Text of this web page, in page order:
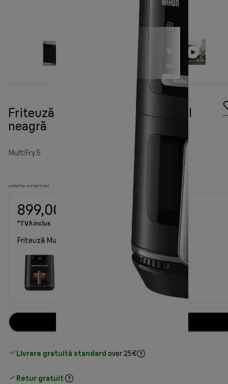
Friteuză MultiFry 5 3in1 HF 5075l
neagră
MultiFry 5
HF5075I-HF5075IBK
899,00 RON
*TVA inclus
Friteuză MultiFry 5 3in1 HF 5075l neagră
Livrare gratuită standard over 25€
Retur gratuit